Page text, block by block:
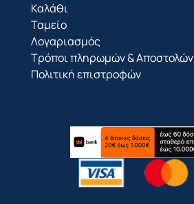
Καλάθι
Ταμείο
Λογαριασμός
Τρόποι πληρωμών & Αποστολών
Πολιτική επιστροφών